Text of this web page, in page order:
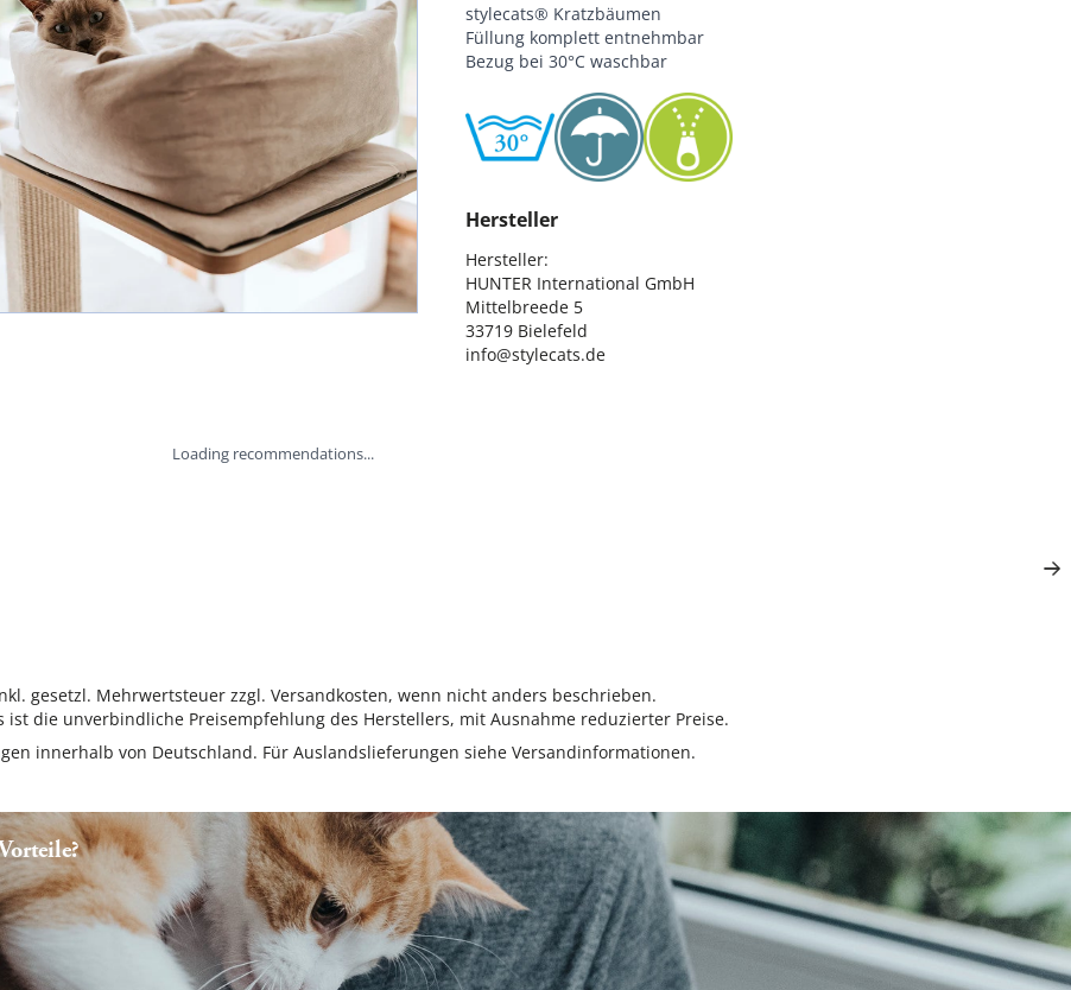
stylecats® Kratzbäumen
Füllung komplett entnehmbar
Bezug bei 30°C waschbar
Hersteller
Hersteller:
HUNTER International GmbH
Mittelbreede 5
33719 Bielefeld
info@stylecats.de
Loading recommendations...
gesetzl. Mehrwertsteuer zzgl. Versandkosten, wenn nicht anders beschrieben.
ist die unverbindliche Preisempfehlung des Herstellers, mit Ausnahme reduzierter Preise.
innerhalb von Deutschland. Für Auslandslieferungen siehe Versandinformationen.